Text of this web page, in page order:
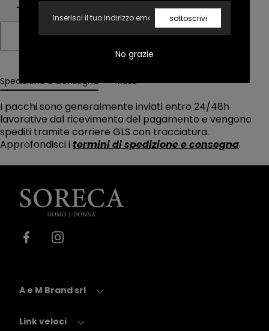
Email
sottoscrivi
No grazie
Venduto
Spedizione e Consegna Reso
I pacchi sono generalmente inviati entro 24/48h
lavorative dal ricevimento del pagamento e vengono
spediti tramite corriere GLS con tracciatura.
Approfondisci i termini di spedizione e consegna.
Moda
FacebookInstagram
A e M Brand srl
Link veloci